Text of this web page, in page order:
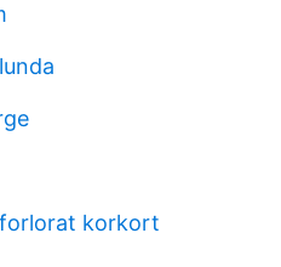
korkort